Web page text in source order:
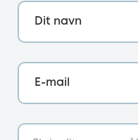
Dit navn
E-mail